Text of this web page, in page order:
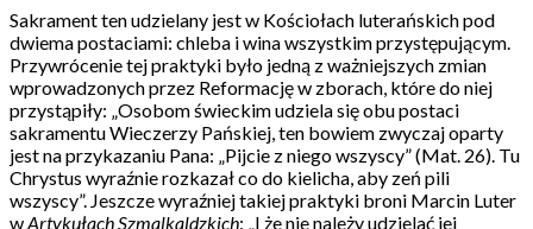
Sakrament ten udzielany jest w Kościołach luterańskich pod
dwiema postaciami: chleba i wina wszystkim przystępującym.
Przywrócenie tej praktyki było jedną z ważniejszych zmian
wprowadzonych przez Reformację w zborach, które do niej
przystąpiły: „Osobom świeckim udziela się obu postaci
sakramentu Wieczerzy Pańskiej, ten bowiem zwyczaj oparty
jest na przykazaniu Pana: „Pijcie z niego wszyscy” (Mat. 26). Tu
Chrystus wyraźnie rozkazał co do kielicha, aby zeń pili
wszyscy”. Jeszcze wyraźniej takiej praktyki broni Marcin Luter
wArtykułach Szmalkaldzkich: „I że nie należy udzielać jej